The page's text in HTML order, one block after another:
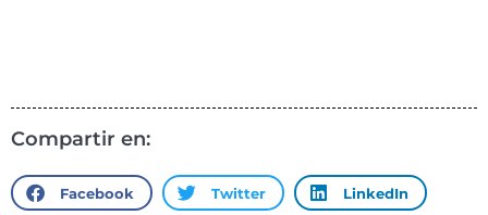
Compartir en:
Facebook Twitter LinkedIn